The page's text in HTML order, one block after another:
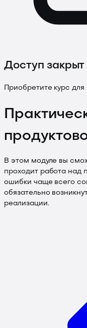
Доступ закрыт
Приобретите курс
В этом модуле вы
проходит работа над
ошибки чаще всего
обязательно
реализации.